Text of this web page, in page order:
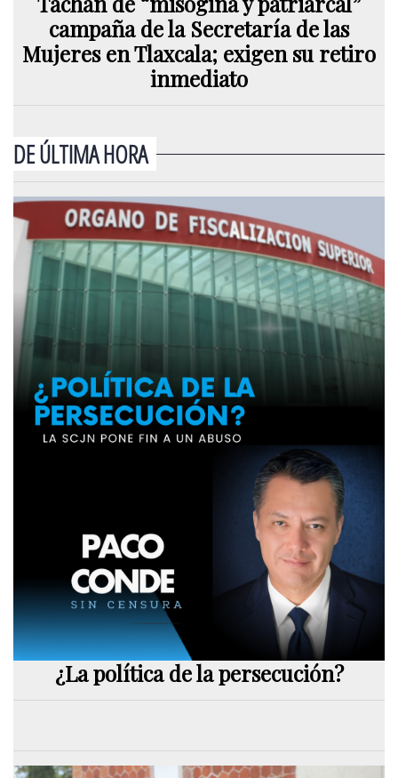
campaña de la Secretaría de las
Mujeres en Tlaxcala; exigen su retiro
inmediato
DE ÚLTIMA HORA
¿La política de la persecución?